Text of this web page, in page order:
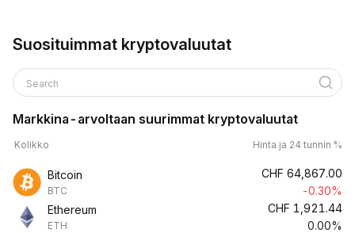
Suosituimmat kryptovaluutat
Search
Markkina-arvoltaan suurimmat kryptovaluutat
Kolikko Hinta ja 24 tunnin %
Bitcoin
BTC
CHF 64,867.00
-0.30%
Ethereum
ETH
CHF 1,921.44
0.00%